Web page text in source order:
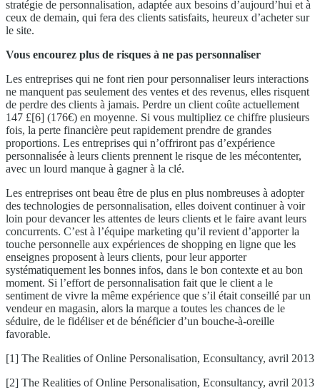
stratégie de personnalisation, adaptée aux besoins d’aujourd’hui et à
ceux de demain, qui fera des clients satisfaits, heureux d’acheter sur
le site.
Vous encourez plus de risques à ne pas personnaliser
Les entreprises qui ne font rien pour personnaliser leurs interactions
ne manquent pas seulement des ventes et des revenus, elles risquent
de perdre des clients à jamais. Perdre un client coûte actuellement
147 £[6] (176€) en moyenne. Si vous multipliez ce chiffre plusieurs
fois, la perte financière peut rapidement prendre de grandes
proportions. Les entreprises qui n’offriront pas d’expérience
personnalisée à leurs clients prennent le risque de les mécontenter,
avec un lourd manque à gagner à la clé.
Les entreprises ont beau être de plus en plus nombreuses à adopter
des technologies de personnalisation, elles doivent continuer à voir
loin pour devancer les attentes de leurs clients et le faire avant leurs
concurrents. C’est à l’équipe marketing qu’il revient d’apporter la
touche personnelle aux expériences de shopping en ligne que les
enseignes proposent à leurs clients, pour leur apporter
systématiquement les bonnes infos, dans le bon contexte et au bon
moment. Si l’effort de personnalisation fait que le client a le
sentiment de vivre la même expérience que s’il était conseillé par un
vendeur en magasin, alors la marque a toutes les chances de le
séduire, de le fidéliser et de bénéficier d’un bouche-à-oreille
favorable.
[1] The Realities of Online Personalisation, Econsultancy, avril 2013
[2] The Realities of Online Personalisation, Econsultancy, avril 2013